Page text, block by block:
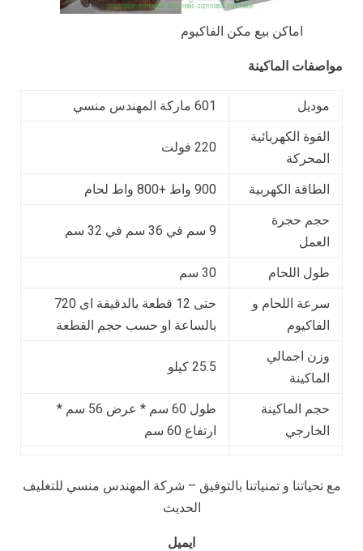
اماكن بيع مكن الفاكيوم
مواصفات الماكينة
موديل
601 ماركة المهندس منسي
القوة الكهربائية
المحركة
220 فولت
الطاقة الكهربية
900 واط +800 واط لحام
حجم حجرة
العمل
9 سم في 36 سم في 32 سم
طول اللحام
30 سم
سرعة اللحام و
الفاكيوم
حتى 12 قطعة بالدقيقة اى 720
بالساعة او حسب حجم القطعة
وزن اجمالي
الماكينة
25.5 كيلو
حجم الماكينة
الخارجي
طول 60 سم * عرض 56 سم *
ارتفاع 60 سم
مع تحياتنا و تمنياتنا بالتوفيق – شركة المهندس منسي للتغليف
الحديث
ايميل